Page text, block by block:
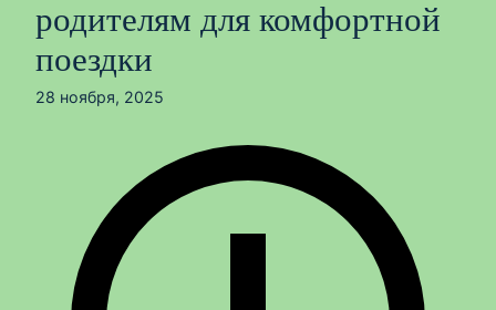
родителям для комфортной
поездки
28 ноября, 2025